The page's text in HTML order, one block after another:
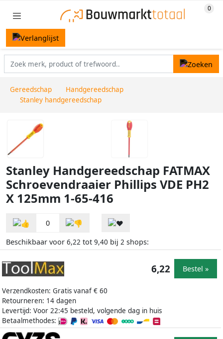
Gereedschap
Handgereedschap
Stanley handgereedschap
Stanley Handgereedschap FATMAX
Schroevendraaier Phillips VDE PH2
X 125mm 1-65-416
0
Beschikbaar voor 6,22 tot 9,40 bij 2 shops:
Verzendkosten: Gratis vanaf € 60
Retourneren: 14 dagen
Levertijd: Voor 22:45 besteld, volgende dag in huis
Betaalmethodes:
6,22 Bestel »